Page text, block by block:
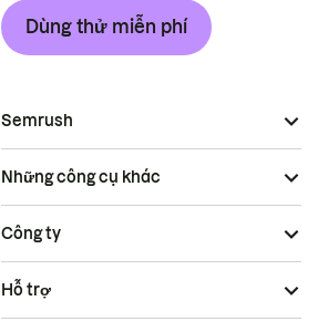
Dùng thử miễn phí
Semrush
Những công cụ khác
Công ty
Hỗ trợ